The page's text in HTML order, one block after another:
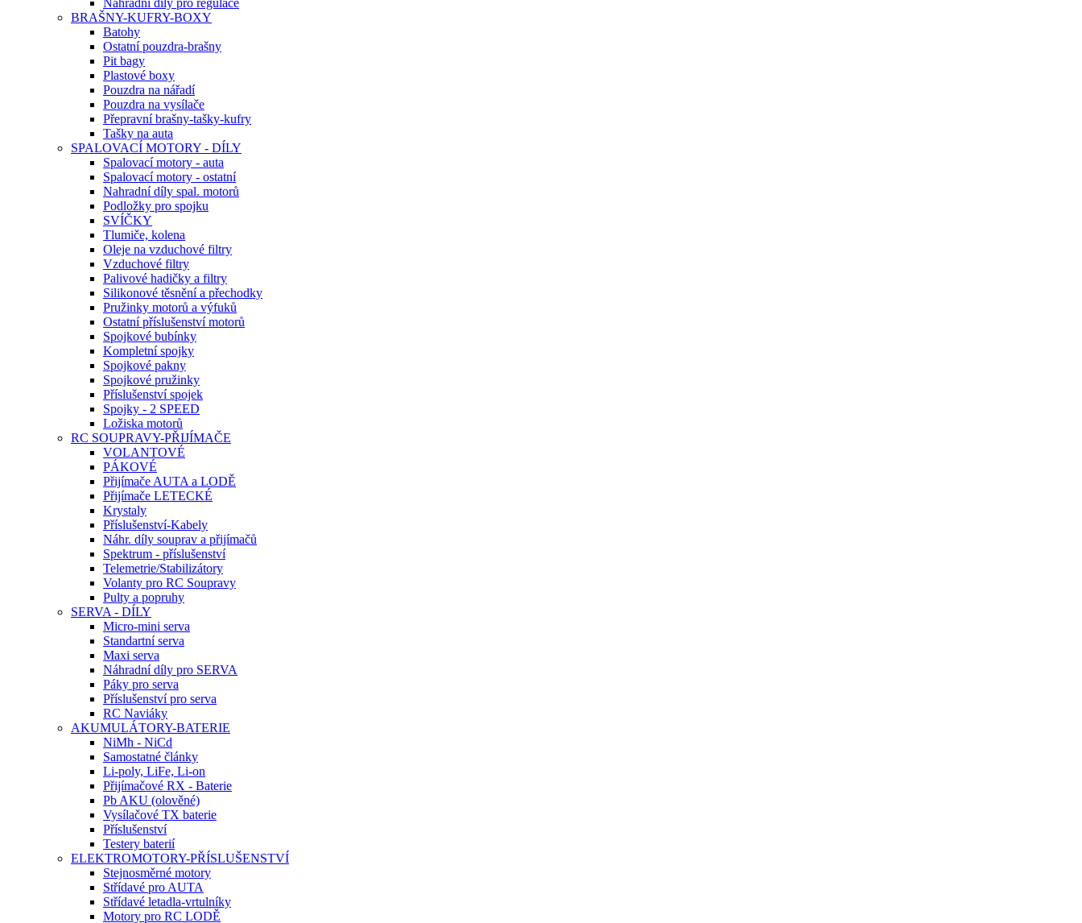
Náhradní díly pro regulace
BRAŠNY-KUFRY-BOXY
Batohy
Ostatní pouzdra-brašny
Pit bagy
Plastové boxy
Pouzdra na nářadí
Pouzdra na vysílače
Přepravní brašny-tašky-kufry
Tašky na auta
SPALOVACÍ MOTORY - DÍLY
Spalovací motory - auta
Spalovací motory - ostatní
Nahradní díly spal. motorů
Podložky pro spojku
SVÍČKY
Tlumiče, kolena
Oleje na vzduchové filtry
Vzduchové filtry
Palivové hadičky a filtry
Silikonové těsnění a přechodky
Pružinky motorů a výfuků
Ostatní příslušenství motorů
Spojkové bubínky
Kompletní spojky
Spojkové pakny
Spojkové pružinky
Příslušenství spojek
Spojky - 2 SPEED
Ložiska motorů
RC SOUPRAVY-PŘIJÍMAČE
VOLANTOVÉ
PÁKOVÉ
Přijímače AUTA a LODĚ
Přijímače LETECKÉ
Krystaly
Příslušenství-Kabely
Náhr. díly souprav a přijímačů
Spektrum - příslušenství
Telemetrie/Stabilizátory
Volanty pro RC Soupravy
Pulty a popruhy
SERVA - DÍLY
Micro-mini serva
Standartní serva
Maxi serva
Náhradní díly pro SERVA
Páky pro serva
Příslušenství pro serva
RC Naviáky
AKUMULÁTORY-BATERIE
NiMh - NiCd
Samostatné články
Li-poly, LiFe, Li-on
Přijímačové RX - Baterie
Pb AKU (olověné)
Vysílačové TX baterie
Příslušenství
Testery baterií
ELEKTROMOTORY-PŘÍSLUŠENSTVÍ
Stejnosměrné motory
Střídavé pro AUTA
Střídavé letadla-vrtulníky
Motory pro RC LODĚ